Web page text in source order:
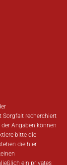
Sorgfalt recherchiert
Angaben können
bitte die
die hier
ein privates